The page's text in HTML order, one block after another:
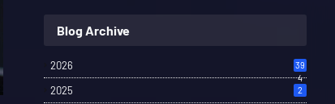
Blog Archive
2026
39
4
2025 2